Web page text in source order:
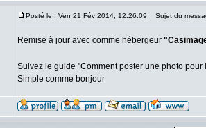
Posté le : Ven 21 Fév 2014, 12:26:09 Sujet du
Remise à jour avec comme hébergeur
Suivez le guide "Comment poster une photo
Simple comme bonjour